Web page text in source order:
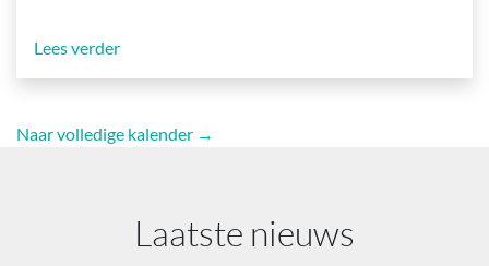
Lees verder
Naar volledige kalender →
Laatste nieuws